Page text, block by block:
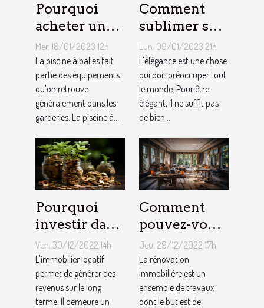
Pourquoi
acheter une
piscine à
balles à son
bébé ?
Mer. 18/01/2023 12h
La piscine à balles fait
partie des équipements
qu'on retrouve
généralement dans les
garderies. La piscine à...
Comment
sublimer ses
ongles ?
Lun. 09/01/2023 21h
L'élégance est une chose
qui doit préoccuper tout
le monde. Pour être
élégant, il ne suffit pas
de bien...
Pourquoi
investir dans
l'immobilier
?
Ven. 30/12/2022 14h
L'immobilier locatif
permet de générer des
revenus sur le long
terme. Il demeure un
Comment
pouvez-vous
faire une
rénovation
immobilière
?
Jeu. 29/12/2022 17h
La rénovation
immobilière est un
ensemble de travaux
dont le but est de